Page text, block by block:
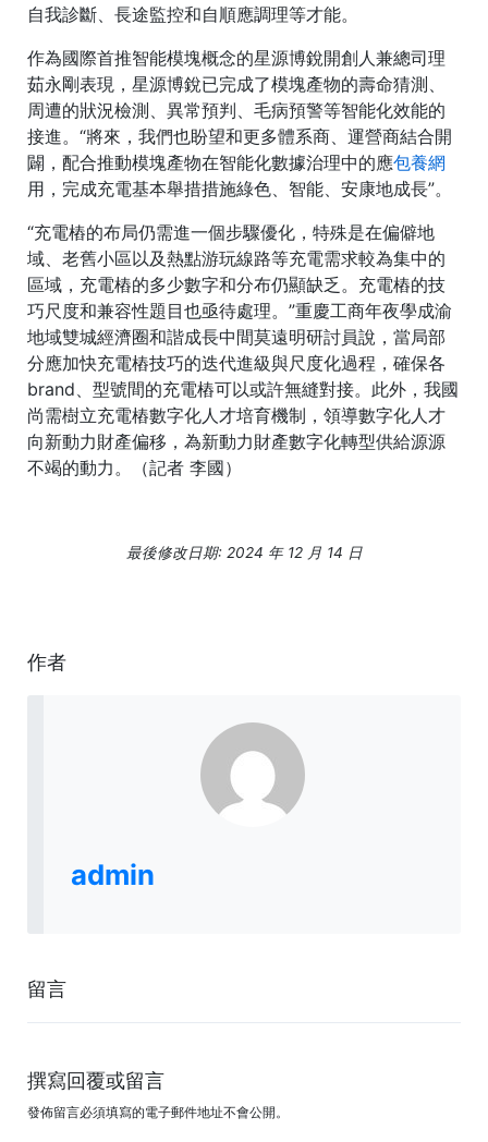
自我診斷、長途監控和自順應調理等才能。
作為國際首推智能模塊概念的星源博銳開創人兼總司理
茹永剛表現，星源博銳已完成了模塊產物的壽命猜測、
周遭的狀況檢測、異常預判、毛病預警等智能化效能的
接進。“將來，我們也盼望和更多體系商、運營商結合開
闢，配合推動模塊產物在智能化數據治理中的應包養網
用，完成充電基本舉措措施綠色、智能、安康地成長”。
“充電樁的布局仍需進一個步驟優化，特殊是在偏僻地
域、老舊小區以及熱點游玩線路等充電需求較為集中的
區域，充電樁的多少數字和分布仍顯缺乏。充電樁的技
巧尺度和兼容性題目也亟待處理。”重慶工商年夜學成渝
地域雙城經濟圈和諧成長中間莫遠明研討員說，當局部
分應加快充電樁技巧的迭代進級與尺度化過程，確保各
brand、型號間的充電樁可以或許無縫對接。此外，我國
尚需樹立充電樁數字化人才培育機制，領導數字化人才
向新動力財產偏移，為新動力財產數字化轉型供給源源
不竭的動力。（記者 李國）
最後修改日期: 2024 年 12 月 14 日
作者
admin
留言
撰寫回覆或留言
發佈留言必須填寫的電子郵件地址不會公開。